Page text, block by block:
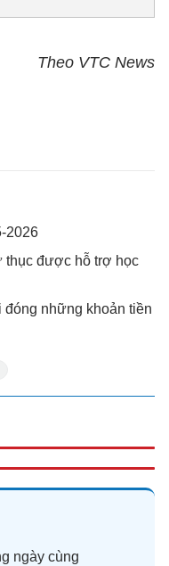
Theo VTC News
2026
thục được hỗ trợ học
đóng những khoản tiền
ngày cùng